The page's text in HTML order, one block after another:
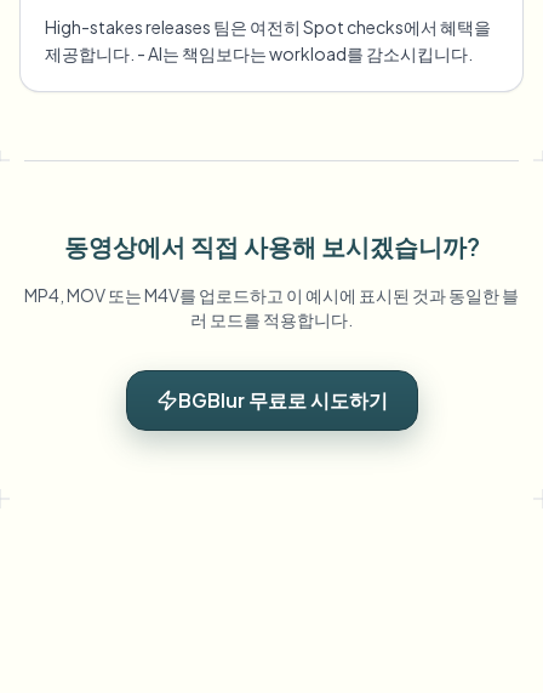
High-stakes releases 팀은 여전히 Spot checks에서 혜택을
제공합니다. - AI는 책임보다는 workload를 감소시킵니다.
동영상에서 직접 사용해 보시겠습니까?
MP4, MOV 또는 M4V를 업로드하고 이 예시에 표시된 것과 동일한 블
러 모드를 적용합니다.
BGBlur 무료로 시도하기